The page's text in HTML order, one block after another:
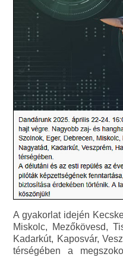
A gyakorlat idején
Miskolc, Mezőkövesd,
Kadarkút, Kaposvár,
térségében a